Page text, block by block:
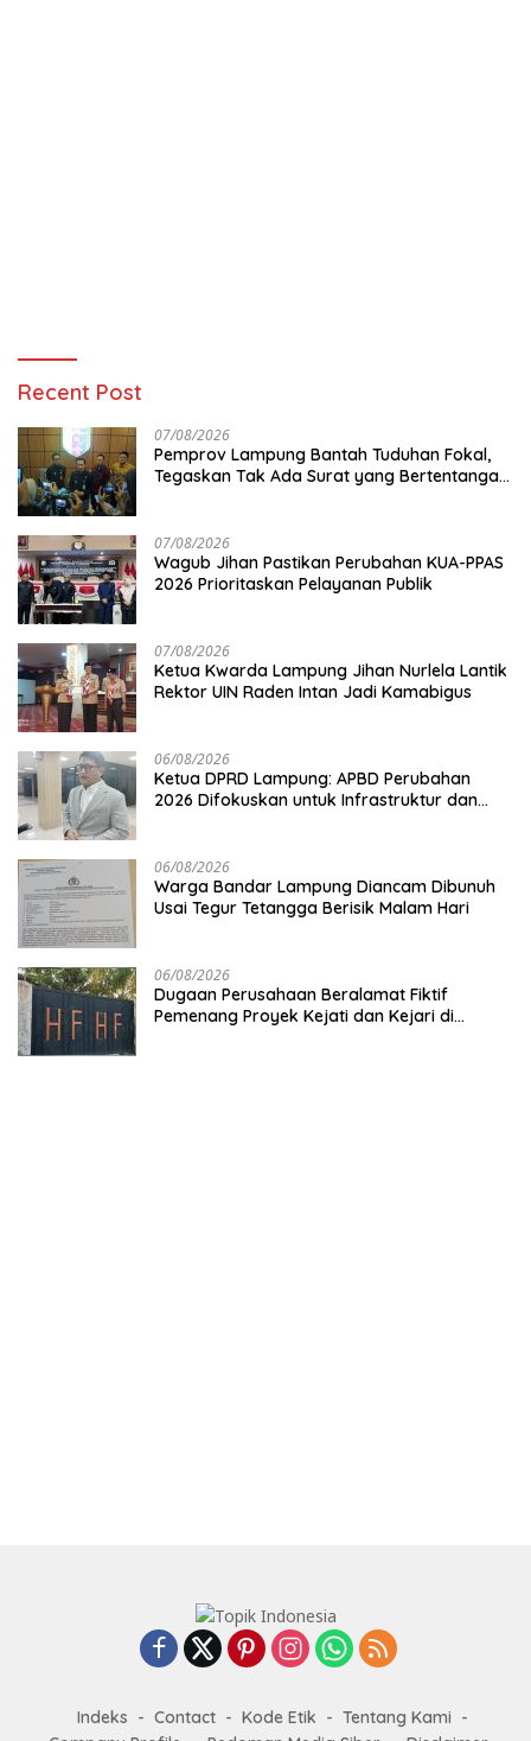
Recent Post
07/08/2026
Pemprov Lampung Bantah Tuduhan Fokal,
Tegaskan Tak Ada Surat yang Bertentangan
07/08/2026
Wagub Jihan Pastikan Perubahan KUA-PPAS
2026 Prioritaskan Pelayanan Publik
07/08/2026
Ketua Kwarda Lampung Jihan Nurlela Lantik
Rektor UIN Raden Intan Jadi Kamabigus
06/08/2026
Ketua DPRD Lampung: APBD Perubahan
2026 Difokuskan untuk Infrastruktur dan
06/08/2026
Warga Bandar Lampung Diancam Dibunuh
Usai Tegur Tetangga Berisik Malam Hari
06/08/2026
Dugaan Perusahaan Beralamat Fiktif
Pemenang Proyek Kejati dan Kejari di
Indeks Contact Kode Etik
Tentang Kami